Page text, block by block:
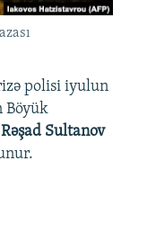
polisi iyulun
Böyük
Rəşad Sultanov